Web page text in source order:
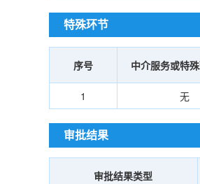
特殊环节
序号 中介服务或特
1 无
审批结果
审批结果类型